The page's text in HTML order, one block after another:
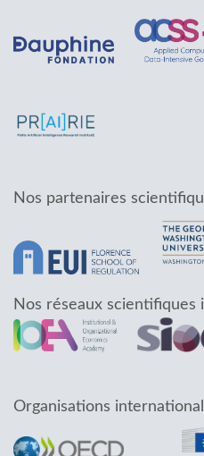
Nos partenaires
Nos réseaux scientifiques
Organisations